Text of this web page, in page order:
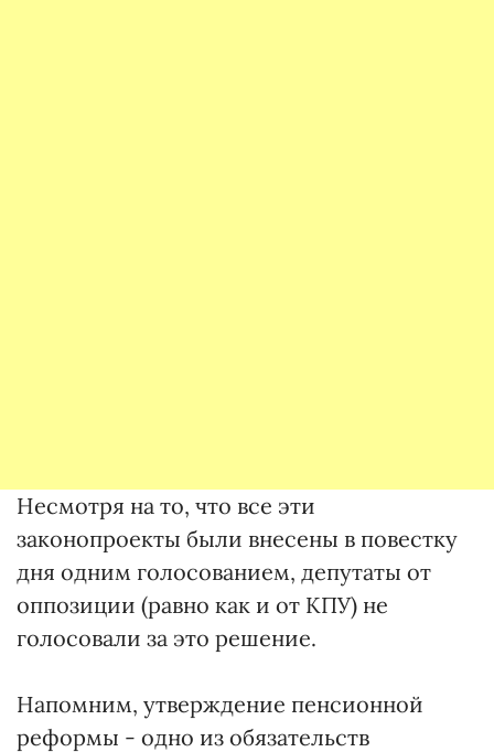
Несмотря на то, что все эти
законопроекты были внесены в повестку
дня одним голосованием, депутаты от
оппозиции (равно как и от КПУ) не
голосовали за это решение.
Напомним, утверждение пенсионной
реформы - одно из обязательств